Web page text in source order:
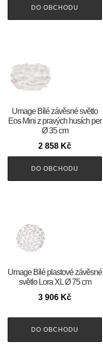
DO OBCHODU
Umage Bílé závěsné světlo
Eos Mini z pravých husích per
Ø 35 cm
2 858 Kč
DO OBCHODU
Umage Bílé plastové závěsné
světlo Lora XL Ø 75 cm
3 906 Kč
DO OBCHODU